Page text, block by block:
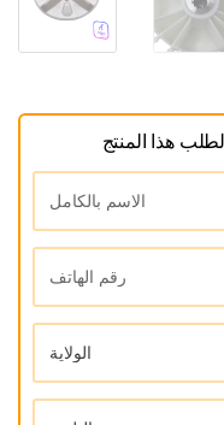
هذا المنتج